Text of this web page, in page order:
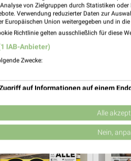
29.08. Noch
von Zielgruppen durch Statistiken
Verwendung reduzierter Daten zur
Europäischen Union weitergegeben und in die
Richtlinie gelten ausschließlich für diese
IAB-Anbieter)
Zwecke:
auf Informationen auf einem
Daten zur Auswahl von
für personalisierte Werbung
Alle
Nein,